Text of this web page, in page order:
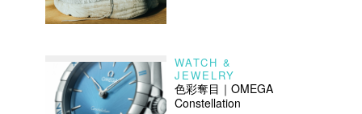
WATCH &
JEWELRY
色彩奪目｜OMEGA
Constellation